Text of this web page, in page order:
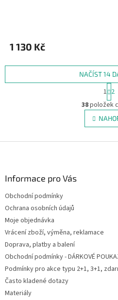
1 130 Kč
O
v
l
á
s
u
NAČÍST 14
t
r
á
n
k
v
1 2
38položek
Informace pro Vás
Obchodní podmínky
Ochrana osobních údajů
Moje objednávka
Vrácení zboží, výměna, reklamace
Doprava, platby a balení
Obchodní podmínky - DÁRKOVÉ
Podmínky pro akce typu 2+1, 3+1,
Často kladené dotazy
Materiály